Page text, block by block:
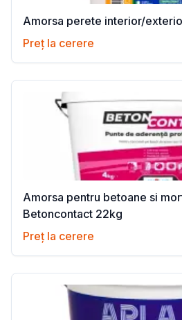
Amorsa perete interior/
Preț la cerere
Amorsa pentru betoane si
Betoncontact 22kg
Preț la cerere